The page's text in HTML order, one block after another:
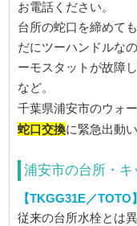
お電話ください。
台所の蛇口を締めて
だにツーハンドルな
ーモスタットが故障
など。
千葉県浦安市のウォ
蛇口交換に緊急出動
浦安市の台所・
【TKGG31E／TOTO】
従来の台所水栓とは